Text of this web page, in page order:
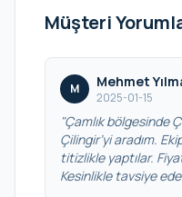
Müşteri
M Mehmet
2025-01-15
"Çamlık bölgesinde
Çilingir’yi aradım.
titizlikle yaptılar.
Kesinlikle tavsiye